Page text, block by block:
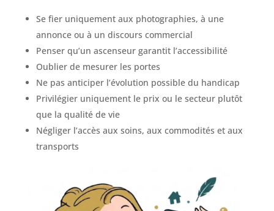
Se fier uniquement aux photographies, à une
annonce ou à un discours commercial
Penser qu’un ascenseur garantit l’accessibilité
Oublier de mesurer les portes
Ne pas anticiper l’évolution possible du handicap
Privilégier uniquement le prix ou le secteur plutôt
que la qualité de vie
Négliger l’accès aux soins, aux commodités et aux
transports